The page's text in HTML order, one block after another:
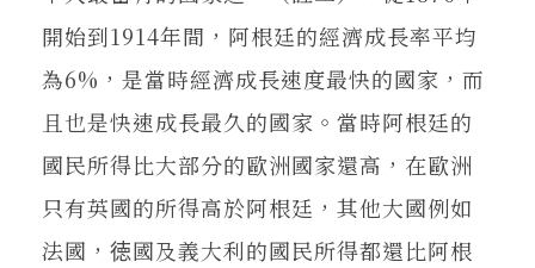
開始到1914年間，阿根廷的經濟成長率平均
為6%，是當時經濟成長速度最快的國家，而
且也是快速成長最久的國家。當時阿根廷的
國民所得比大部分的歐洲國家還高，在歐洲
只有英國的所得高於阿根廷，其他大國例如
法國，徳國及義大利的國民所得都還比阿根